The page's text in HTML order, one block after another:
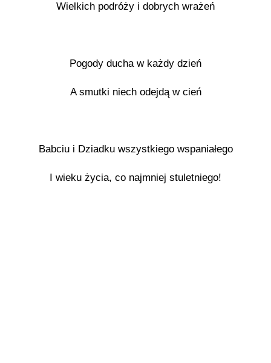
Wielkich podróży i dobrych wrażeń
Pogody ducha w każdy dzień
A smutki niech odejdą w cień
Babciu i Dziadku wszystkiego wspaniałego
I wieku życia, co najmniej stuletniego!